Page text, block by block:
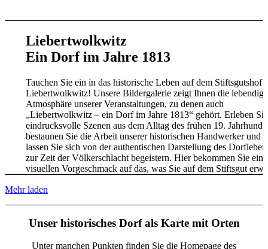
Liebertwolkwitz
Ein Dorf im Jahre 1813
Tauchen Sie ein in das historische Leben auf dem Stiftsgutshof
Liebertwolkwitz! Unsere Bildergalerie zeigt Ihnen die lebendige
Atmosphäre unserer Veranstaltungen, zu denen auch
„Liebertwolkwitz – ein Dorf im Jahre 1813“ gehört. Erleben Sie
eindrucksvolle Szenen aus dem Alltag des frühen 19.
bestaunen Sie die Arbeit unserer historischen Handwerker und
lassen Sie sich von der authentischen Darstellung des
zur Zeit der Völkerschlacht begeistern. Hier bekommen Sie
visuellen Vorgeschmack auf das, was Sie auf dem Stiftsgut
Mehr laden
Unser historisches Dorf als Karte mit Orten
Unter manchen Punkten finden Sie die Homepage des